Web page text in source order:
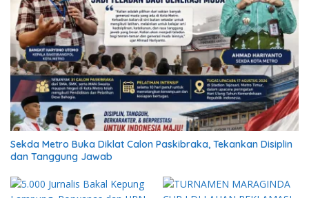
Sekda Metro Buka Diklat Calon Paskibraka, Tekankan Disiplin
dan Tanggung Jawab